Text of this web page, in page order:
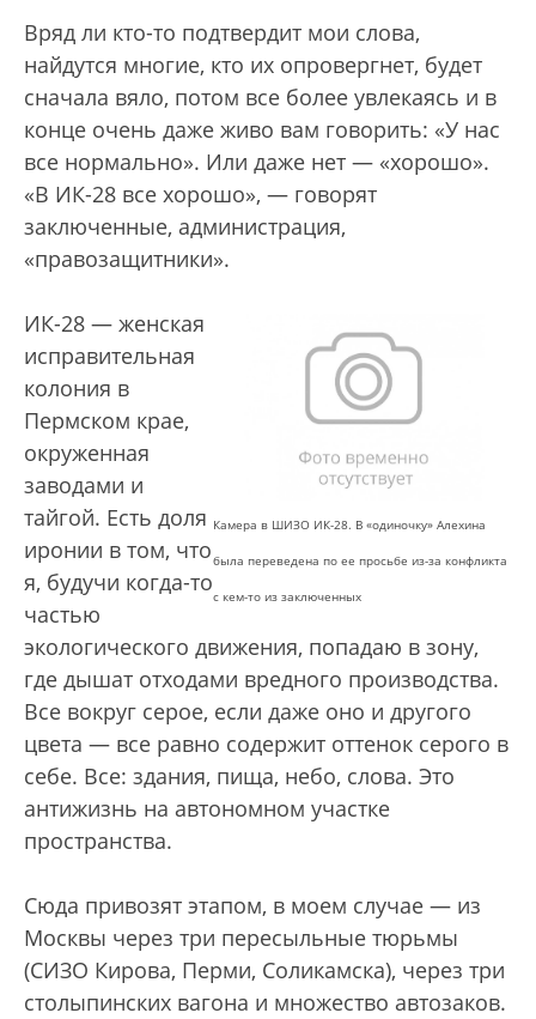
Вряд ли кто-то подтвердит мои слова,
найдутся многие, кто их опровергнет, будет
сначала вяло, потом все более увлекаясь и в
конце очень даже живо вам говорить: «У нас
все нормально». Или даже нет — «хорошо».
«В ИК-28 все хорошо», — говорят
заключенные, администрация,
«правозащитники».
Камера в ШИЗО ИК-28. В «одиночку» Алехина
была переведена по ее просьбе из-за конфликта
с кем-то из заключенных
ИК-28 — женская
исправительная
колония в
Пермском крае,
окруженная
заводами и
тайгой. Есть доля
иронии в том, что
я, будучи когда-то
частью
экологического движения, попадаю в зону,
где дышат отходами вредного производства.
Все вокруг серое, если даже оно и другого
цвета — все равно содержит оттенок серого в
себе. Все: здания, пища, небо, слова. Это
антижизнь на автономном участке
пространства.
Сюда привозят этапом, в моем случае — из
Москвы через три пересыльные тюрьмы
(СИЗО Кирова, Перми, Соликамска), через три
столыпинских вагона и множество автозаков.